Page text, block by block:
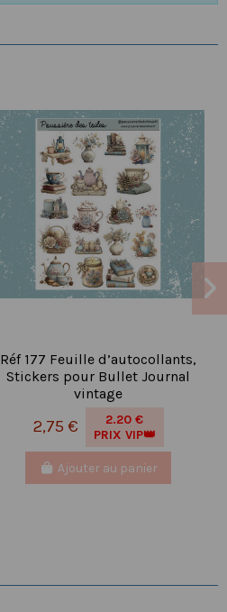
Réf 177 Feuille d’autocollants,
Stickers pour Bullet Journal
vintage
2,75 €
2.20 €
PRIX VIP👑
Ajouter au panier